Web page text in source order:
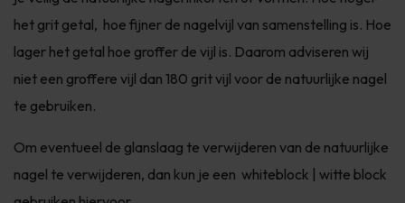
het grit getal, hoe fijner de nagelvijl van samenstelling is. Hoe
lager het getal hoe groffer de vijl is. Daarom adviseren wij
niet een groffere vijl dan 180 grit vijl voor de natuurlijke nagel
te gebruiken.
Om eventueel de glanslaag te verwijderen van de natuurlijke
nagel te verwijderen, dan kun je een whiteblock | witte block